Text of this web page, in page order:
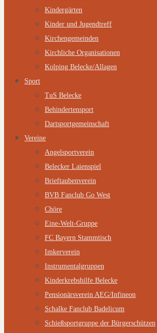
Kindergärten
Kinder und Jugendtreff
Kirchengemeinden
Kirchliche Organisationen
Kolping Belecke/Allagen
Sport
TuS Belecke
Behindertensport
Dartsportgemeinschaft
Vereine
Angelsportverein
Belecker Laienspiel
Brieftaubenverein
BVB Fanclub Go West
Chöre
Eine-Welt-Gruppe
FC Bayern Stammtisch
Imkerverein
Instrumentalgruppen
Kinderkrebshilfe Belecke
Pensionärsverein AEG/Infineon
Schalke Fanclub Badelicum
Schießsportgruppe der Bürgerschützen